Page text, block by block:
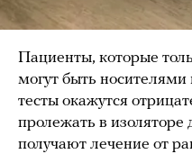
Пациенты, которые
могут быть
тесты окажутся
пролежать в
получают лечение от